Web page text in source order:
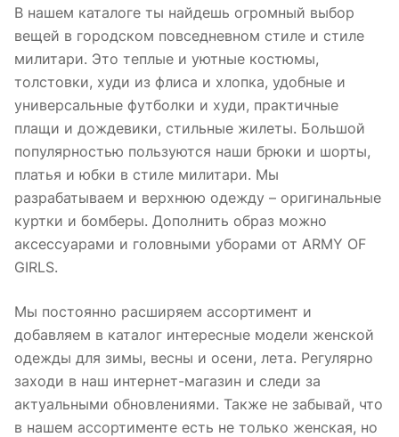
В нашем каталоге ты найдешь огромный выбор
вещей в городском повседневном стиле и стиле
милитари. Это теплые и уютные костюмы,
толстовки, худи из флиса и хлопка, удобные и
универсальные футболки и худи, практичные
плащи и дождевики, стильные жилеты. Большой
популярностью пользуются наши брюки и шорты,
платья и юбки в стиле милитари. Мы
разрабатываем и верхнюю одежду – оригинальные
куртки и бомберы. Дополнить образ можно
аксессуарами и головными уборами от ARMY OF
GIRLS.
Мы постоянно расширяем ассортимент и
добавляем в каталог интересные модели женской
одежды для зимы, весны и осени, лета. Регулярно
заходи в наш интернет-магазин и следи за
актуальными обновлениями. Также не забывай, что
в нашем ассортименте есть не только женская, но